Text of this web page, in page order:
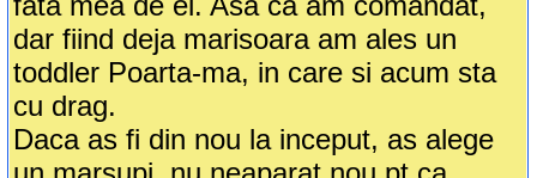
dar fiind deja marisoara am ales un
toddler Poarta-ma, in care si acum sta
cu drag.
Daca as fi din nou la inceput, as alege